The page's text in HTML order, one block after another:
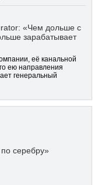
«Чем дольше с
зарабатывает
её канальной
ею направления
генеральный
серебру»